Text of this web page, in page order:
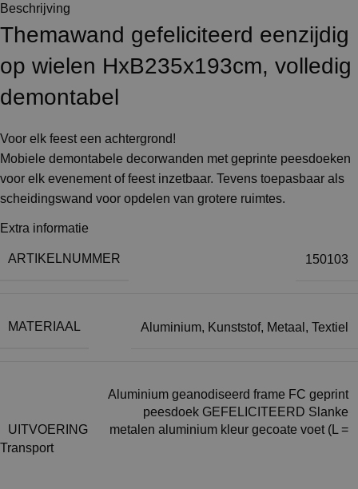
Beschrijving
Themawand gefeliciteerd eenzijdig
op wielen HxB235x193cm, volledig
demontabel
Voor elk feest een achtergrond!
Mobiele demontabele decorwanden met geprinte peesdoeken
voor elk evenement of feest inzetbaar. Tevens toepasbaar als
scheidingswand voor opdelen van grotere ruimtes.
U monteert zelf als met tentstokken, geen gereedschap. Na
diagonaal bevestigen van het peesdoek verkrijgt u een super
gradenhoek tegen elkaar te plaatsen. De maat van de frames is
Op aanvraag kunt u voor standbouw ook 250cm hoogte huren.
Artwork levert u zelf aan in PDF formaat.
Akoestische decorwanden
Extra informatie
ARTIKELNUMMER 150103
MATERIAAL Aluminium, Kunststof, Metaal , Textiel
UITVOERING
Aluminium geanodiseerd frame FC geprint
peesdoek GEFELICITEERD Slanke
metalen aluminium kleur gecoate voet (L =
Transport